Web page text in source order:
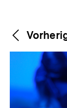
Inhalte
Content-
Navigation